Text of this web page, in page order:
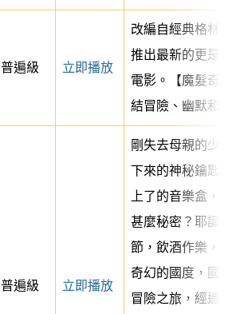
普遍級 立即播放
改編自經典格林
推出最新的更是
電影。【魔髮奇
結冒險、幽默和
普遍級 立即播放
剛失去母親的少
下來的神秘鑰匙
上了的音樂盒，
甚麼秘密？耶誕
節，飲酒作樂，
奇幻的國度，國
冒險之旅，經過